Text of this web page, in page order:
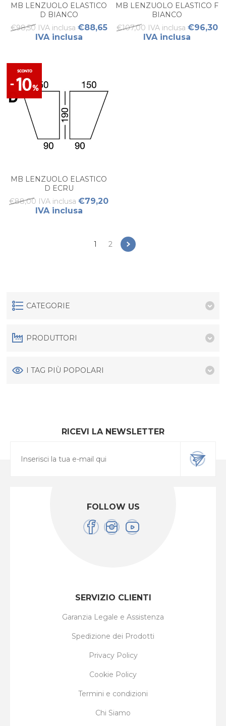
MB LENZUOLO ELASTICO
D BIANCO
€98,50 IVA inclusa €88,65
IVA inclusa
MB LENZUOLO ELASTICO F
BIANCO
€107,00 IVA inclusa €96,30
IVA inclusa
MB LENZUOLO ELASTICO
D ECRU
€88,00 IVA inclusa €79,20
IVA inclusa
1 2
CATEGORIE
PRODUTTORI
I TAG PIÙ POPOLARI
RICEVI LA NEWSLETTER
FOLLOW US
SERVIZIO CLIENTI
Garanzia Legale e Assistenza
Spedizione dei Prodotti
Privacy Policy
Cookie Policy
Termini e condizioni
Chi Siamo